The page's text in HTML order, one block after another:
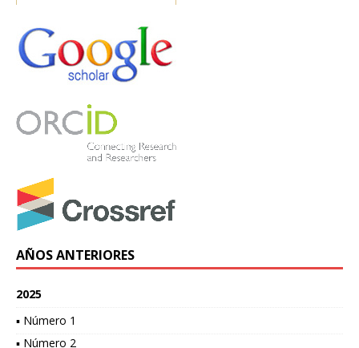
AÑOS ANTERIORES
2025
▪ Número 1
▪ Número 2